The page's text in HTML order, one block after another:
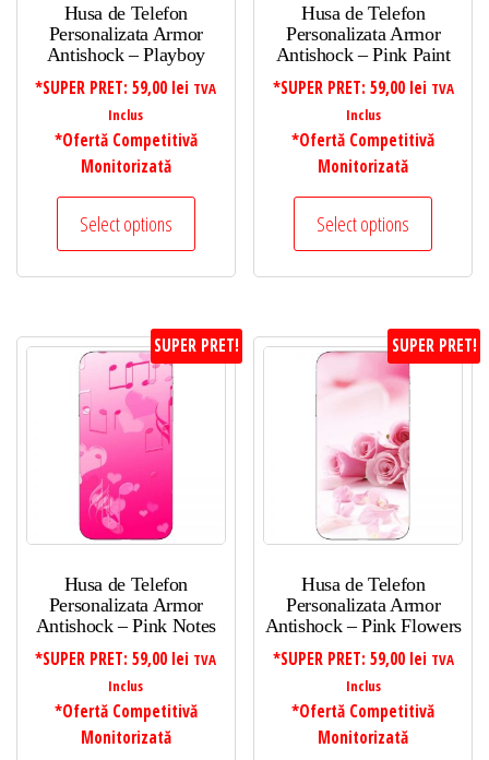
Husa de Telefon
Personalizata Armor
Antishock – Playboy
*SUPER PRET:59,00 lei TVA
Inclus
*Ofertă Competitivă
Monitorizată
Select options
Husa de Telefon
Personalizata Armor
Antishock – Pink Paint
*SUPER PRET: 59,00 lei TVA
Inclus
*Ofertă Competitivă
Monitorizată
Select options
SUPER PRET!
Husa de Telefon
Personalizata Armor
Antishock – Pink Notes
*SUPER PRET:59,00 lei TVA
Inclus
*Ofertă Competitivă
Monitorizată
SUPER PRET!
Husa de Telefon
Personalizata Armor
Antishock – Pink Flowers
*SUPER PRET: 59,00 lei TVA
Inclus
*Ofertă Competitivă
Monitorizată